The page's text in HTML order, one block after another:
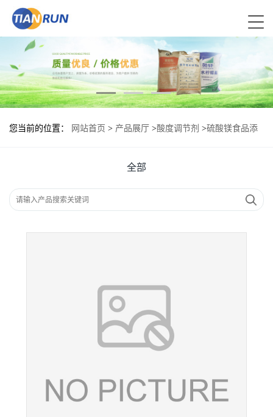
您当前的位置： 网站首页 > 产品展厅 >酸度调节剂 >硫酸镁食品添
全部